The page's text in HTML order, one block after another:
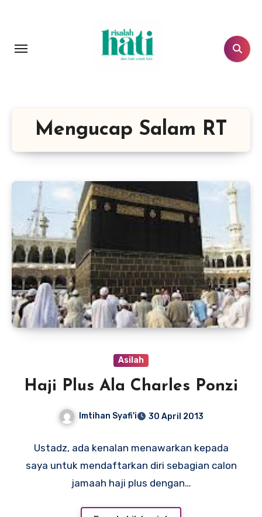
Mengucap Salam RT
Asilah
Haji Plus Ala Charles Ponzi
Imtihan Syafi'i 30 April 2013
Ustadz, ada kenalan menawarkan kepada
saya untuk mendaftarkan diri sebagian calon
jamaah haji plus dengan…